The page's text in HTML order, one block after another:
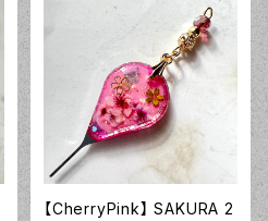
【CherryPink】 SAKURA 2